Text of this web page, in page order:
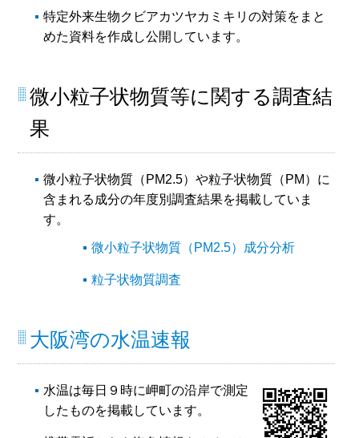
特定外来生物クビアカツヤカミキリの対策をまと
めた資料を作成し公開しています。
微小粒子状物質等に関する調査結
果
微小粒子状物質（PM2.5）や粒子状物質（PM）に
含まれる成分の年度別調査結果を掲載していま
す。
微小粒子状物質（PM2.5）成分分析
粒子状物質調査
大阪湾の水温速報
水温は毎日９時に岬町の沿岸で測定
したものを掲載しています。